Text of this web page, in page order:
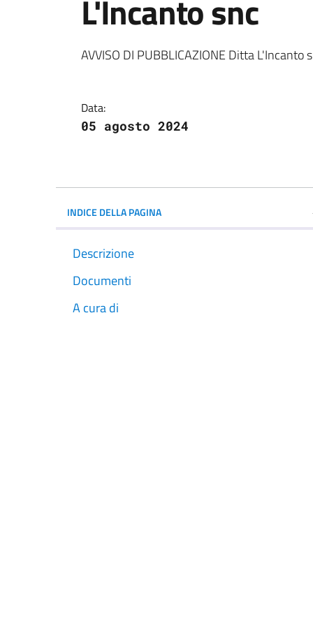
L'Incanto snc
Dettagli della
AVVISO DI PUBBLICAZIONE Ditta L'Incanto
Data:
05 agosto 2024
INDICE DELLA PAGINA
Descrizione
Documenti
A cura di